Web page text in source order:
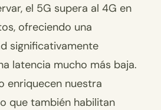
el 5G supera al 4G en
ofreciendo una
significativamente
latencia mucho más baja.
enriquecen nuestra
que también habilitan